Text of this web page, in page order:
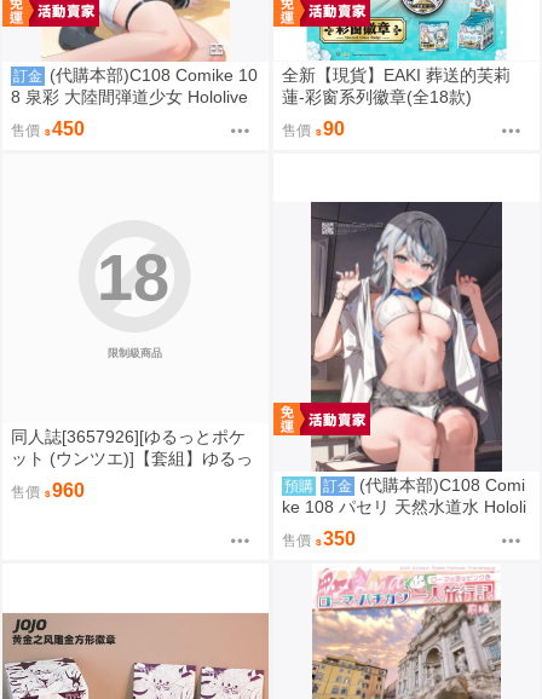
訂金 (代購本部)C108 Comike 10
8 泉彩 大陸間弾道少女 Hololive
Gamers 大神ミオ 大神澪 C108
會場數量新刊「VSISTERS 6 (隨
售價 450
全新【現貨】EAKI 葬送的芙莉
蓮-彩窗系列徽章(全18款)
售價 90
限制級商品
18
同人誌[3657926][ゆるっとポケ
ット (ウンツエ)]【套組】ゆるっ
とポケット「非モテの僕にこん
な誘い断れるはずがない」セッ
售價 960 預購 訂金 (代購本部)C108 Comi
ke 108 パセリ 天然水道水 Hololi
ve 6期生 HoloX 沙花叉クロヱ 沙
花叉庫洛艾 沙花叉克蘿耶 雨海ル
カ C108數量限定新刊『TennenS
uidousui27(隨機簽名本)』
售價 350